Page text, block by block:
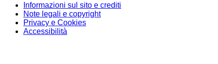
Informazioni sul sito e crediti
Note legali e copyright
Privacy e Cookies
Accessibilità